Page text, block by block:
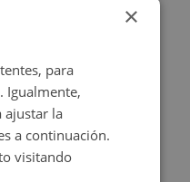
×
para
Igualmente,
ajustar la
a continuación.
visitando